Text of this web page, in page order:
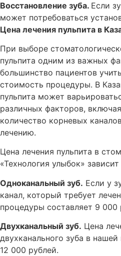
Восстановление зуба. Если
может потребоваться
Цена лечения пульпита в
При выборе
пульпита одним из важных
большинство пациентов
стоимость процедуры. В
пульпита может
различных факторов,
количество корневых
лечению.
Цена лечения пульпита в
«Технология улыбок»
Одноканальный зуб. Если у
канал, который требует
процедуры составляет 9 000
Двухканальный зуб. Цена
двухканального зуба в
12 000 рублей.